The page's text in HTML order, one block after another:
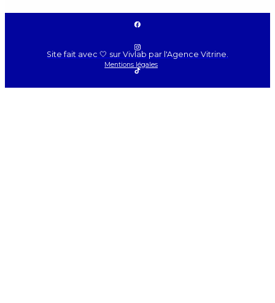
Mentions légales
Site fait avec 🤍 sur Vivlab par l'Agence Vitrine.